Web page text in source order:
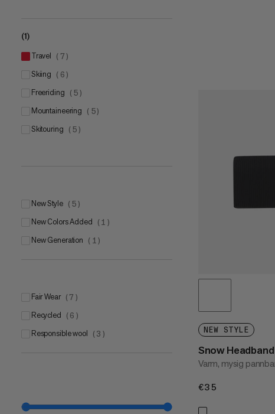
(1)
travel ( 7 )
skiing ( 6 )
freeriding ( 5 )
mountaineering ( 5)
skitouring ( 5 )
New Style ( 5 )
New Colors Added ( 1 )
New Generation ( 1 )
Fair Wear ( 7 )
Recycled ( 6 )
Responsible wool ( 3 ) NEW STYLE
Snow Headband
Varm, mysig
€35